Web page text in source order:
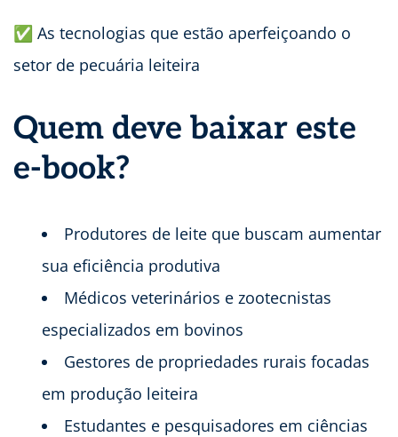
✅ As tecnologias que estão aperfeiçoando o
setor de pecuária leiteira
Quem deve baixar este
e-book?
Produtores de leite que buscam aumentar
sua eficiência produtiva
Médicos veterinários e zootecnistas
especializados em bovinos
Gestores de propriedades rurais focadas
em produção leiteira
Estudantes e pesquisadores em ciências